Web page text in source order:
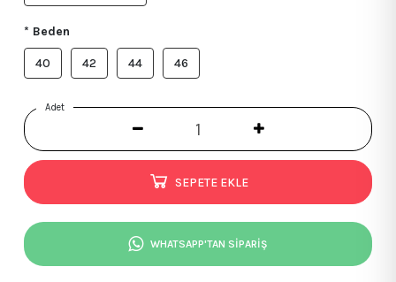
* Beden
40 42 44 46
Adet
SEPETE EKLE
WHATSAPP'TAN SİPARİŞ